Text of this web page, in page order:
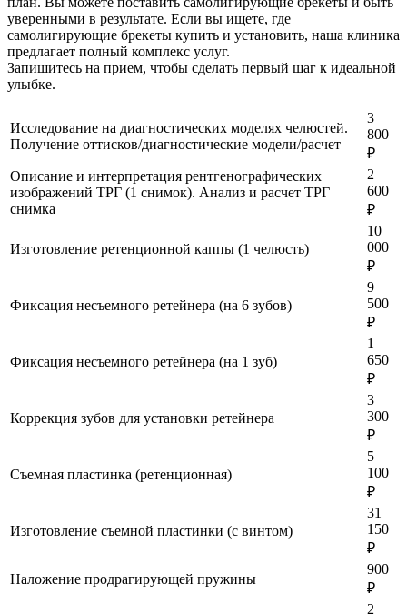
уверенными в результате. Если вы ищете, где
самолигирующие брекеты купить и установить, наша клиника
предлагает полный комплекс услуг.
Запишитесь на прием, чтобы сделать первый шаг к идеальной
улыбке.
Исследование на диагностических моделях челюстей.
Получение оттисков/диагностические модели/расчет
3
800
₽
Описание и интерпретация рентгенографических
изображений ТРГ (1 снимок). Анализ и расчет ТРГ
снимка
2
600
₽
Изготовление ретенционной каппы (1 челюсть)
10
000
₽
Фиксация несъемного ретейнера (на 6 зубов)
9
500
₽
Фиксация несъемного ретейнера (на 1 зуб)
1
650
₽
Коррекция зубов для установки ретейнера
3
300
₽
Съемная пластинка (ретенционная)
5
100
₽
Изготовление съемной пластинки (с винтом)
31
150
₽
Наложение продрагирующей пружины
900
₽
2